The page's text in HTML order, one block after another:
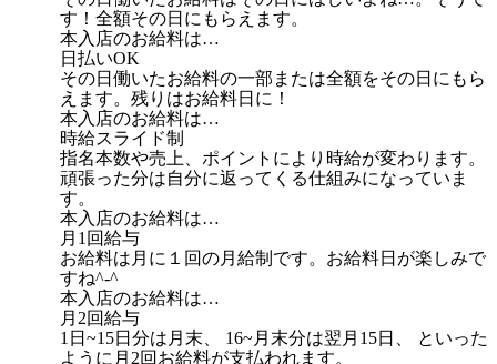
す！全額その日にもらえます。
本入店のお給料は…
日払いOK
その日働いたお給料の一部または全額をその日にもら
えます。残りはお給料日に！
本入店のお給料は…
時給スライド制
指名本数や売上、ポイントにより時給が変わります。
頑張った分は自分に返ってくる仕組みになっていま
す。
本入店のお給料は…
月1回給与
お給料は月に１回の月給制です。お給料日が楽しみで
すね^-^
本入店のお給料は…
月2回給与
1日~15日分は月末、 16~月末分は翌月15日、 といった
ように月2回お給料が支払われます。